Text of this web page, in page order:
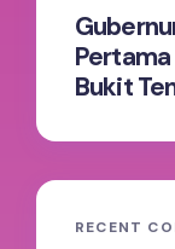
Pertama
Bukit
RECENT